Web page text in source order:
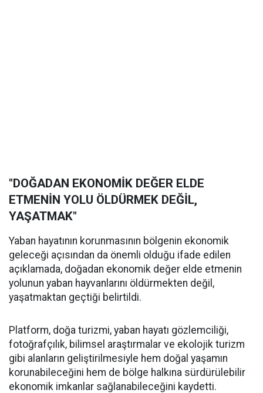
"DOĞADAN EKONOMİK DEĞER ELDE
ETMENİN YOLU ÖLDÜRMEK DEĞİL,
YAŞATMAK"
Yaban hayatının korunmasının bölgenin ekonomik
geleceği açısından da önemli olduğu ifade edilen
açıklamada, doğadan ekonomik değer elde etmenin
yolunun yaban hayvanlarını öldürmekten değil,
yaşatmaktan geçtiği belirtildi.
Platform, doğa turizmi, yaban hayatı gözlemciliği,
fotoğrafçılık, bilimsel araştırmalar ve ekolojik turizm
gibi alanların geliştirilmesiyle hem doğal yaşamın
korunabileceğini hem de bölge halkına sürdürülebilir
ekonomik imkanlar sağlanabileceğini kaydetti.